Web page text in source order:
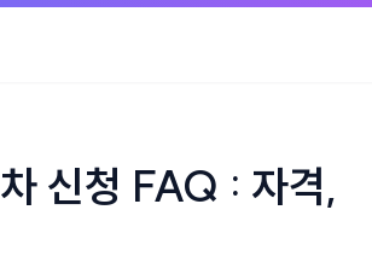
신청 FAQ : 자격,